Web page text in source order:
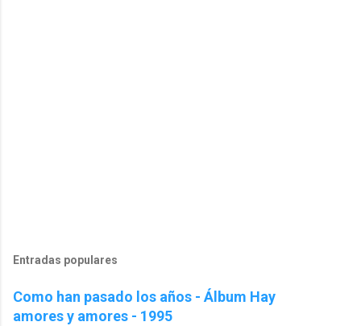
Entradas populares
Como han pasado los años - Álbum Hay
amores y amores - 1995